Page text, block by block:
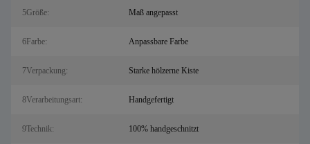
5Größe: Maß angepasst
6Farbe: Anpassbare Farbe
7Verpackung: Starke hölzerne Kiste
8Verarbeitungsart: Handgefertigt
9Technik: 100% handgeschnitzt